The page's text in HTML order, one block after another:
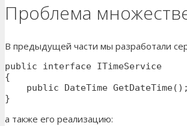
Проблема
В предыдущей части мы разработали
public interface ITimeService
{
public DateTime
}
а также его реализацию: